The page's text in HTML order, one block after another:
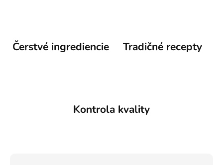
Čerstvé ingrediencie Tradičné recepty
Kontrola kvality